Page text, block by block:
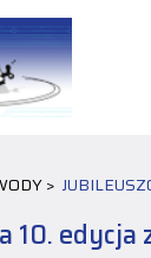
>
10. edycja